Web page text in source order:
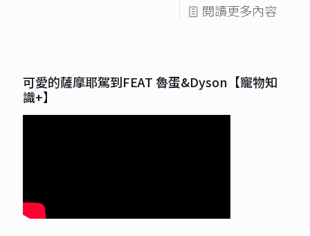
閱讀更多內容
可愛的薩摩耶駕到FEAT 魯蛋&Dyson【寵物知
識+】